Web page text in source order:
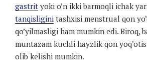
gastrit yoki o’n ikki barmoqli ichak
tanqisligini tashxisi menstrual qon
qo’yilmasligi ham mumkin edi. Biroq,
muntazam kuchli hayzlik qon
olib kelishi mumkin.